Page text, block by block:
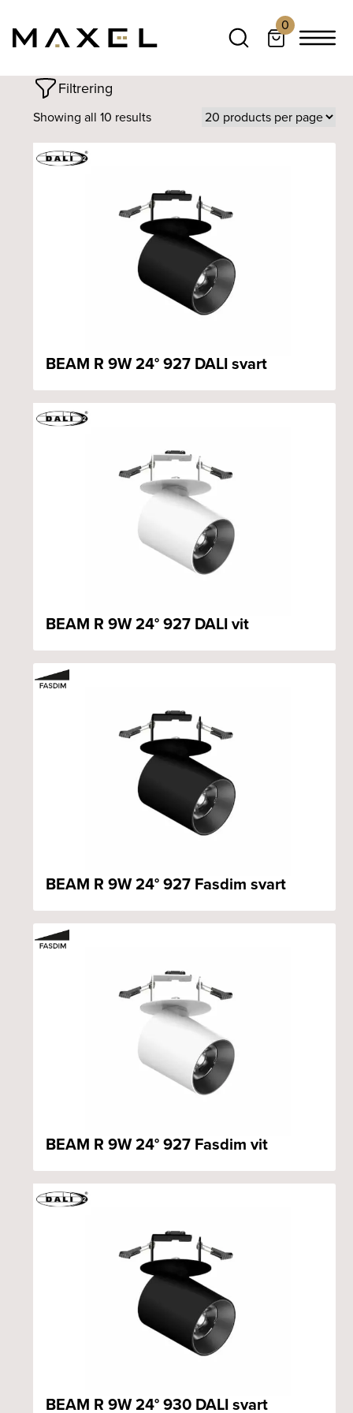
0
Filtrering
Showing all 10 results
BEAM R 9W 24° 927 DALI svart
BEAM R 9W 24° 927 DALI vit
BEAM R 9W 24° 927 Fasdim svart
BEAM R 9W 24° 927 Fasdim vit
BEAM R 9W 24° 930 DALI svart